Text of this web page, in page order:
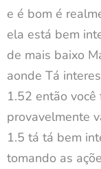
e é bom é
ela está bem
de mais baixo
aonde Tá
1.52 então
provavelmente
1.5 tá tá bem
tomando as